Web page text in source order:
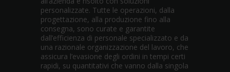
personalizzate. Tutte le operazioni, dalla
progettazione, alla produzione fino alla
consegna, sono curate e garantite
dall’efficienza di personale specializzato e da
una razionale organizzazione del lavoro, che
assicura l’evasione degli ordini in tempi certi
rapidi, su quantitativi che vanno dalla singola